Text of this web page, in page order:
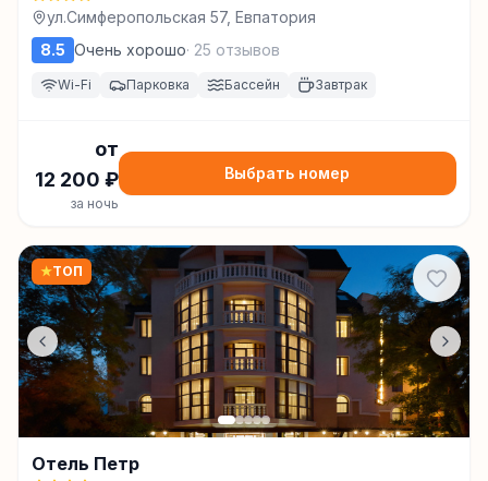
ул.Симферопольская 57, Евпатория
8.5 Очень хорошо· 25 отзывов
Wi-Fi Парковка Бассейн Завтрак
от
12 200 ₽
за ночь
Выбрать номер
★ТОП
Отель Петр